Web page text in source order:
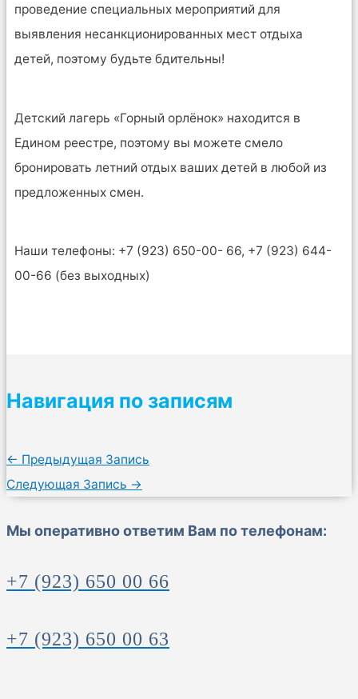
проведение специальных мероприятий для
выявления несанкционированных мест отдыха
детей, поэтому будьте бдительны!
Детский лагерь «Горный орлёнок» находится в
Едином реестре, поэтому вы можете смело
бронировать летний отдых ваших детей в любой из
предложенных смен.
Наши телефоны: +7 (923) 650-00- 66, +7 (923) 644-
00-66 (без выходных)
Навигация по записям
← Предыдущая Запись
Следующая Запись →
Мы оперативно ответим Вам по телефонам:
+7 (923) 650 00 66
+7 (923) 650 00 63